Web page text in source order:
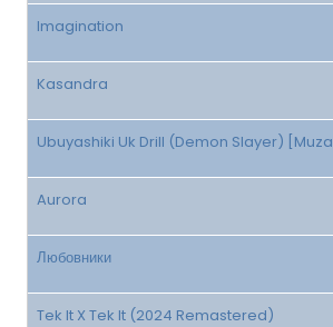
Imagination
Kasandra
Ubuyashiki Uk Drill (Demon Slayer)
Aurora
Любовники
Tek It X Tek It (2024 Remastered)